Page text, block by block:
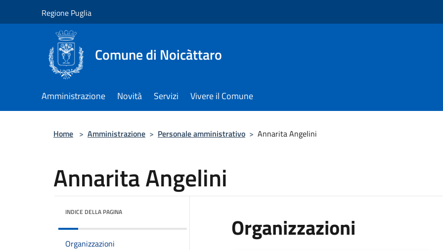
Regione Puglia
Comune di Noicàttaro
Amministrazione Novità Servizi Vivere il Comune
Home > Amministrazione > Personale amministrativo > Annarita Angelini
Annarita Angelini
INDICE DELLA PAGINA
Organizzazioni
Organizzazioni